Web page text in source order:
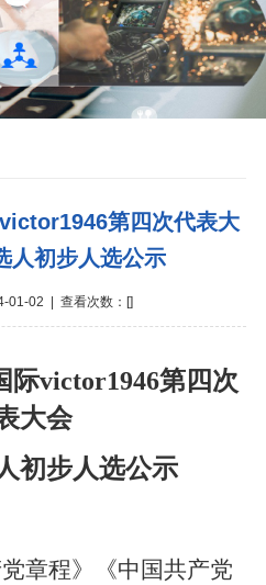
第四次代表大
人初步人选公示
01-02 | 查看次数：[]
际victor1946第四次
大会
初步人选公示
章程》《中国共产党